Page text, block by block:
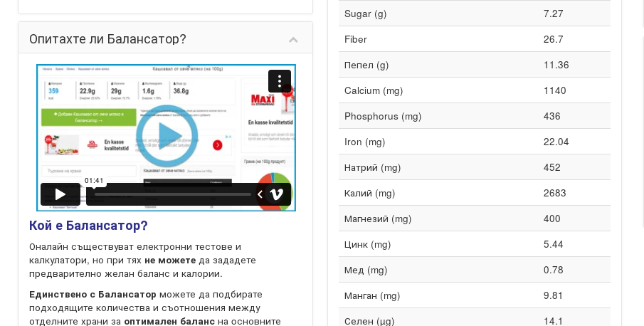
Опитахте ли Балансатор?
Кой е Балансатор?
Оналайн съществуват електронни тестове и
калкулатори, но при тях не можете да зададете
предварително желан баланс и калории.
Единствено с Балансатор можете да подбирате
подходящите количества и съотношения между
отделните храни за оптимален баланс на oсновните
Sugar (g)
7.27
Fiber
26.7
Пепел (g)
11.36
Calcium (mg)
1140
Phosphorus (mg)
436
Iron (mg)
22.04
Натрий (mg)
452
Калий (mg)
2683
Магнезий (mg)
400
Цинк (mg)
5.44
Мед (mg)
0.78
Манган (mg)
9.81
Селен (µg)
14.1